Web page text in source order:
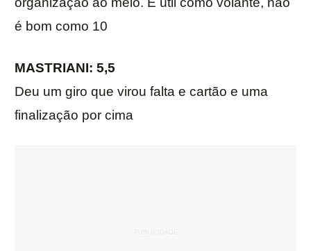
é bom como 10
MASTRIANI: 5,5
Deu um giro que virou falta e cartão e uma
finalização por cima